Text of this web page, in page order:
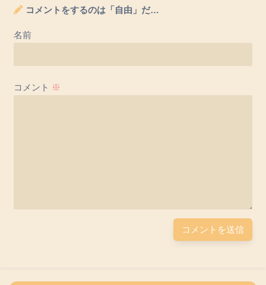
コメントをするのは「自由」だ…
名前
コメント ※